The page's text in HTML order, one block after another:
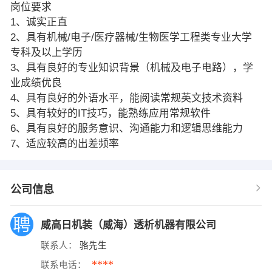
岗位要求
1、诚实正直
2、具有机械/电子/医疗器械/生物医学工程类专业大学
专科及以上学历
3、具有良好的专业知识背景（机械及电子电路），学
业成绩优良
4、具有良好的外语水平，能阅读常规英文技术资料
5、具有较好的IT技巧，能熟练应用常规软件
6、具有良好的服务意识、沟通能力和逻辑思维能力
7、适应较高的出差频率
公司信息
威高日机装（威海）透析机器有限公司
联系人： 骆先生
联系电话： ****